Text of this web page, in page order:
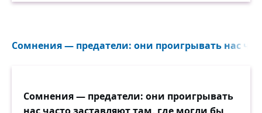
Сомнения — предатели: они проигрывать нас
Сомнения — предатели: они проигрывать